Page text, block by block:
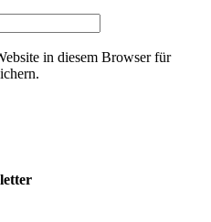
in diesem Browser für